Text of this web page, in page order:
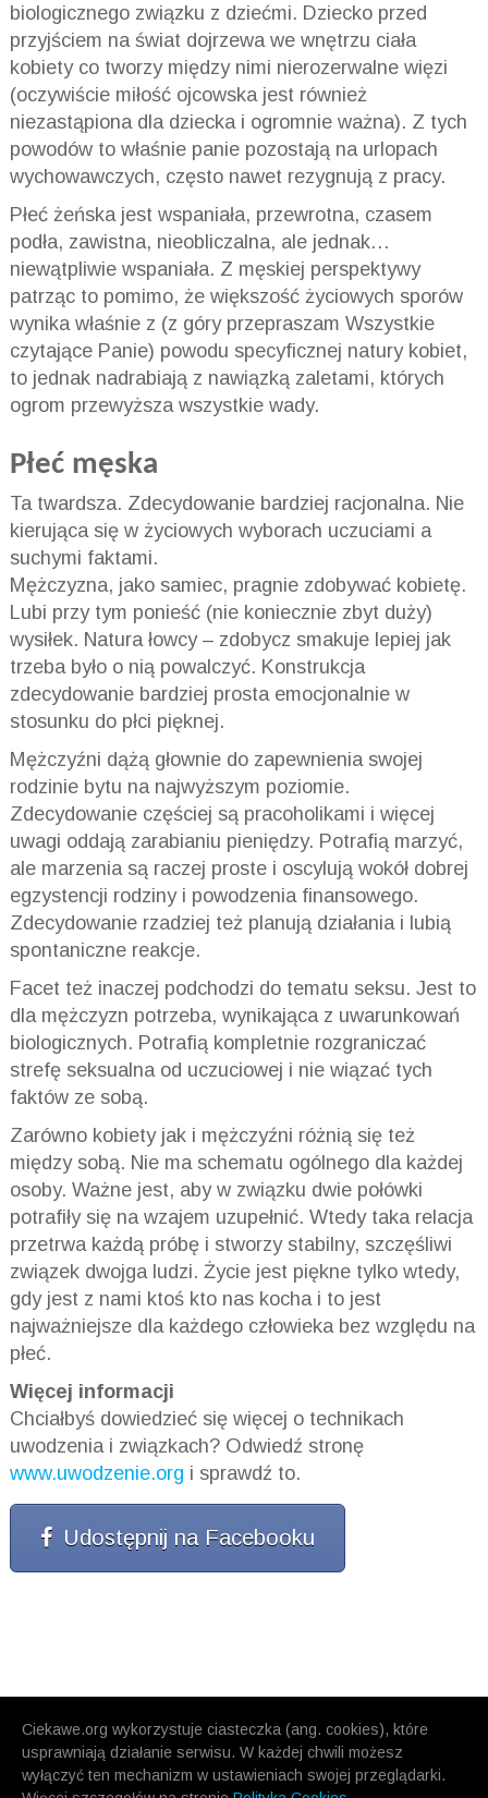
Ciekawe.org wykorzystuje ciasteczka (ang. cookies), które
usprawniają działanie serwisu. W każdej chwili możesz
wyłączyć ten mechanizm w ustawieniach swojej przeglądarki.
biologicznego związku z dziećmi. Dziecko przed
przyjściem na świat dojrzewa we wnętrzu ciała
kobiety co tworzy między nimi nierozerwalne więzi
(oczywiście miłość ojcowska jest również
niezastąpiona dla dziecka i ogromnie ważna). Z tych
powodów to właśnie panie pozostają na urlopach
wychowawczych, często nawet rezygnują z pracy.
Płeć żeńska jest wspaniała, przewrotna, czasem
podła, zawistna, nieobliczalna, ale jednak…
niewątpliwie wspaniała. Z męskiej perspektywy
patrząc to pomimo, że większość życiowych sporów
wynika właśnie z (z góry przepraszam Wszystkie
czytające Panie) powodu specyficznej natury kobiet,
to jednak nadrabiają z nawiązką zaletami, których
ogrom przewyższa wszystkie wady.
Płeć męska
Ta twardsza. Zdecydowanie bardziej racjonalna. Nie
kierująca się w życiowych wyborach uczuciami a
suchymi faktami.
Mężczyzna, jako samiec, pragnie zdobywać kobietę.
Lubi przy tym ponieść (nie koniecznie zbyt duży)
wysiłek. Natura łowcy – zdobycz smakuje lepiej jak
trzeba było o nią powalczyć. Konstrukcja
zdecydowanie bardziej prosta emocjonalnie w
stosunku do płci pięknej.
Mężczyźni dążą głownie do zapewnienia swojej
rodzinie bytu na najwyższym poziomie.
Zdecydowanie częściej są pracoholikami i więcej
uwagi oddają zarabianiu pieniędzy. Potrafią marzyć,
ale marzenia są raczej proste i oscylują wokół dobrej
egzystencji rodziny i powodzenia finansowego.
Zdecydowanie rzadziej też planują działania i lubią
spontaniczne reakcje.
Facet też inaczej podchodzi do tematu seksu. Jest to
dla mężczyzn potrzeba, wynikająca z uwarunkowań
biologicznych. Potrafią kompletnie rozgraniczać
strefę seksualna od uczuciowej i nie wiązać tych
faktów ze sobą.
Zarówno kobiety jak i mężczyźni różnią się też
między sobą. Nie ma schematu ogólnego dla każdej
osoby. Ważne jest, aby w związku dwie połówki
potrafiły się na wzajem uzupełnić. Wtedy taka relacja
przetrwa każdą próbę i stworzy stabilny, szczęśliwi
związek dwojga ludzi. Życie jest piękne tylko wtedy,
gdy jest z nami ktoś kto nas kocha i to jest
najważniejsze dla każdego człowieka bez względu na
płeć.
Więcej informacji
Chciałbyś dowiedzieć się więcej o technikach
uwodzenia i związkach? Odwiedź stronę
www.uwodzenie.org i sprawdź to.
Udostępnij na Facebooku